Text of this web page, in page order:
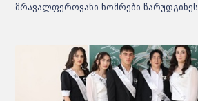
მრავალფეროვანი ნომრები წარუდგინეს